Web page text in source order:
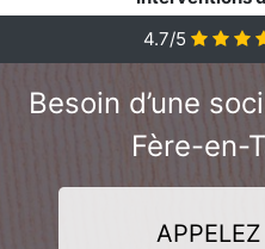
4.7/5
Besoin d’une
Fère-en-